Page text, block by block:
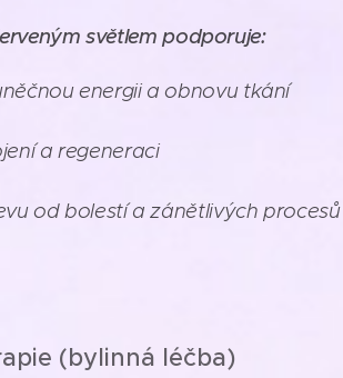
světlem podporuje:
energii a obnovu tkání
a regeneraci
od bolestí a zánětlivých procesů
(bylinná léčba)